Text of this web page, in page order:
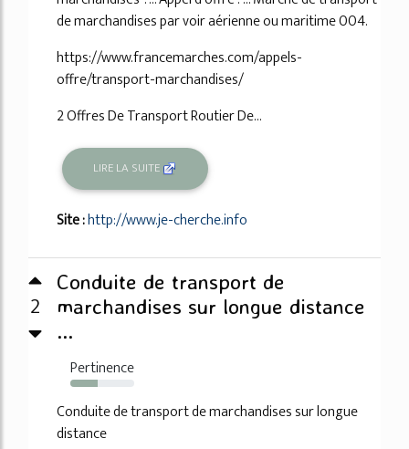
de marchandises par voir aérienne ou maritime 004.
https://www.francemarches.com/appels-
offre/transport-marchandises/
2 Offres De Transport Routier De...
LIRE LA SUITE
Site :http://www.je-cherche.info
2
Conduite de transport de
marchandises sur longue distance
...
Pertinence
43%
Conduite de transport de marchandises sur longue
distance